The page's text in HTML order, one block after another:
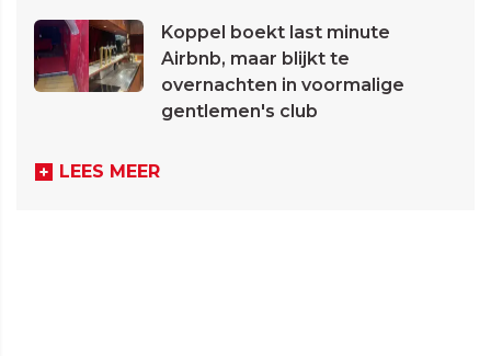
Koppel boekt last minute
Airbnb, maar blijkt te
overnachten in voormalige
gentlemen's club
LEES MEER